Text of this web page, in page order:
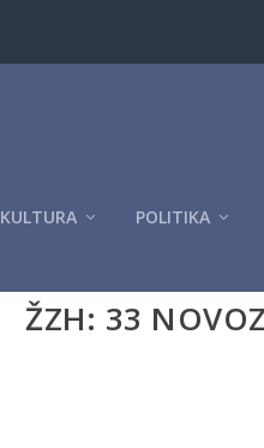
KULTURA POLITIKA
ŽZH: 33